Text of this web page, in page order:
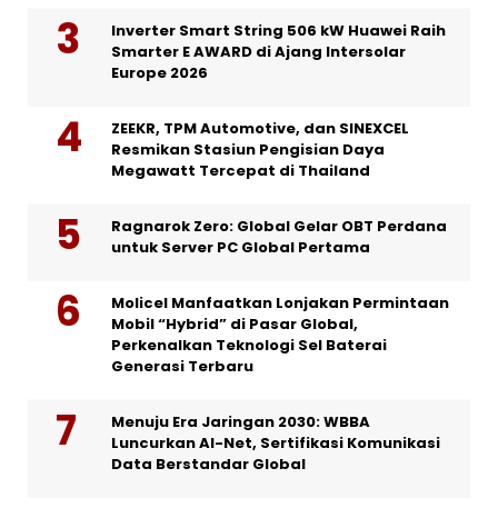
Inverter Smart String 506 kW Huawei Raih
Smarter E AWARD di Ajang Intersolar
Europe 2026
ZEEKR, TPM Automotive, dan SINEXCEL
Resmikan Stasiun Pengisian Daya
Megawatt Tercepat di Thailand
Ragnarok Zero: Global Gelar OBT Perdana
untuk Server PC Global Pertama
Molicel Manfaatkan Lonjakan Permintaan
Mobil “Hybrid” di Pasar Global,
Perkenalkan Teknologi Sel Baterai
Generasi Terbaru
Menuju Era Jaringan 2030: WBBA
Luncurkan AI-Net, Sertifikasi Komunikasi
Data Berstandar Global